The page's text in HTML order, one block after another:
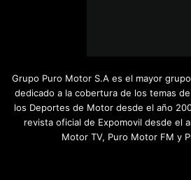
Grupo Puro Motor S.A es el mayor
dedicado a la cobertura de los temas
los Deportes de Motor desde el año
revista oficial de Expomovil desde el
Motor TV, Puro Motor FM y